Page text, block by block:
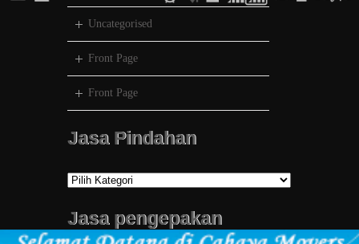
Uncategorised
Front Page
Front Page
Jasa Pindahan
Jasa
Jasa pengepakan